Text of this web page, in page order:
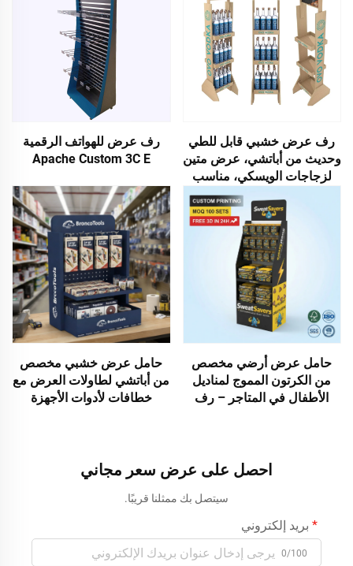
رف عرض للهواتف الرقمية
Apache Custom 3C E
رف عرض خشبي قابل للطي
وحديث من أباتشي، عرض متين
لزجاجات الويسكي، مناسب
لعرض الأرضيات في السوبر
ماركت
حامل عرض خشبي مخصص
من أباتشي لطاولات العرض مع
خطافات لأدوات الأجهزة
حامل عرض أرضي مخصص
من الكرتون المموج لمناديل
الأطفال في المتاجر – رف
(FSC) للمتاجر الكبرى
احصل على عرض سعر مجاني
سيتصل بك ممثلنا قريبًا.
بريد إلكتروني
0/100